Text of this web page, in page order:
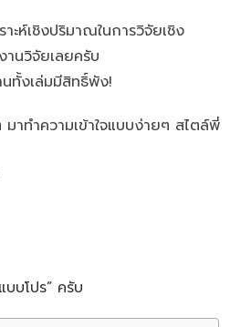
ะห์เชิงปริมาณในการวิจัยเชิง
นวิจัยเลยครับ
นทั้งเล่มมีสิทธิ์พัง!
าทำความเข้าใจแบบง่ายๆ สไตล์พี่
บบโปร” ครับ